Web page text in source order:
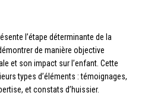
l’étape déterminante de la
de manière objective
et son impact sur l’enfant. Cette
types d’éléments : témoignages,
et constats d’huissier.